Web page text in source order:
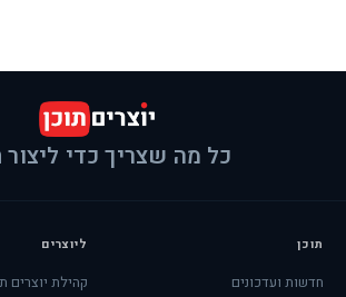
כל מה שצריך כדי ליצור
תוכן
חדשות ועדכונים
ליוצרים
קהילת יוצרים